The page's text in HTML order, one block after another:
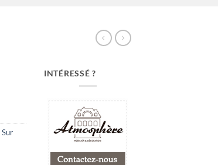
Sur
INTÉRESSÉ ?